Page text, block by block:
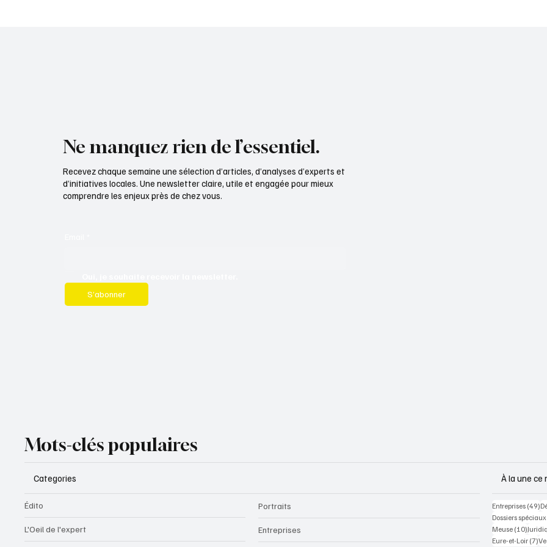
Ne manquez rien de l’essentiel.
Recevez chaque semaine une sélection d’articles, d’analyses d’experts et
d’initiatives locales. Une newsletter claire, utile et engagée pour mieux
comprendre les enjeux près de chez vous.
S’abonner
Mots-clés populaires
Categories
Édito
L'Oeil de l'expert
Portraits
Entreprises
À la une ce
Entreprises (49)
Dossiers spéciaux
Meuse (10)10
Eure-et-Loir (7)7